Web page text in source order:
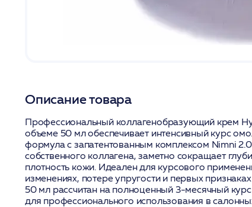
Описание товара
Профессиональный коллагенобразующий крем
объеме 50 мл обеспечивает интенсивный курс
формула с запатентованным комплексом Nimni
собственного коллагена, заметно сокращает
плотность кожи. Идеален для курсового
изменениях, потере упругости и первых
50 мл рассчитан на полноценный 3-месячный
для профессионального использования в